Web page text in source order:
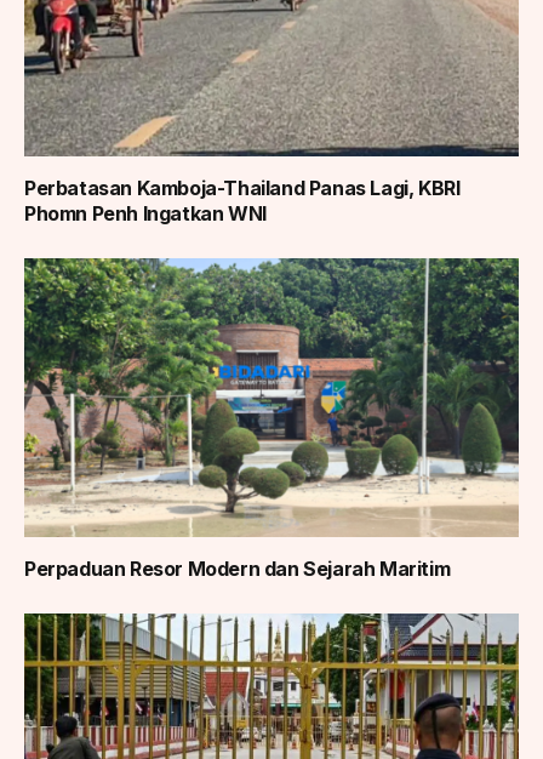
Perbatasan Kamboja-Thailand Panas Lagi, KBRI
Phomn Penh Ingatkan WNI
Perpaduan Resor Modern dan Sejarah Maritim